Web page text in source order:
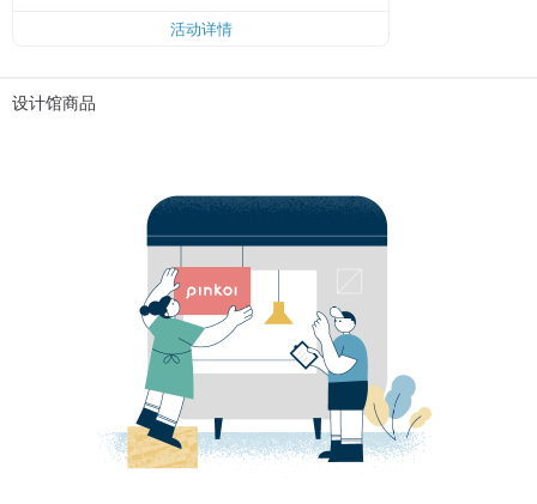
活动详情
设计馆商品